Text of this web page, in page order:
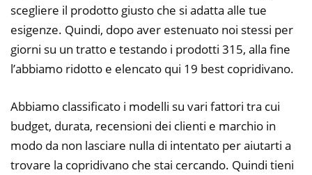
scegliere il prodotto giusto che si adatta alle tue
esigenze. Quindi, dopo aver estenuato noi stessi per
giorni su un tratto e testando i prodotti 315, alla fine
l’abbiamo ridotto e elencato qui 19 best copridivano.
Abbiamo classificato i modelli su vari fattori tra cui
budget, durata, recensioni dei clienti e marchio in
modo da non lasciare nulla di intentato per aiutarti a
trovare la copridivano che stai cercando. Quindi tieni